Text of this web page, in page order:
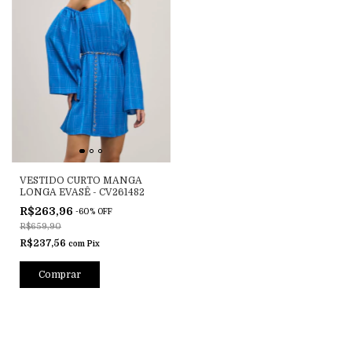
VESTIDO CURTO MANGA
LONGA EVASÊ - CV261482
R$263,96 -60% OFF
R$659,90
R$237,56 com Pix
Comprar